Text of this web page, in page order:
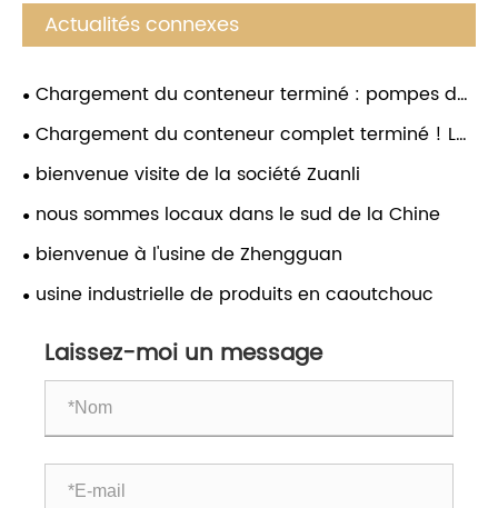
Actualités connexes
Chargement du conteneur terminé : pompes de
surpression RO haute performance prêtes pour
une expédition mondiale
Chargement du conteneur complet terminé ! Les
pompes de surpression d'eau Zuanli RO sont
bienvenue visite de la société Zuanli
nous sommes locaux dans le sud de la Chine
bienvenue à l'usine de Zhengguan
usine industrielle de produits en caoutchouc
Laissez-moi un message